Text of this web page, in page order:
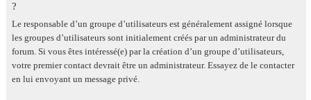
?
Le responsable d’un groupe d’utilisateurs est généralement assigné lorsque
les groupes d’utilisateurs sont initialement créés par un administrateur du
forum. Si vous êtes intéressé(e) par la création d’un groupe d’utilisateurs,
votre premier contact devrait être un administrateur. Essayez de le contacter
en lui envoyant un message privé.